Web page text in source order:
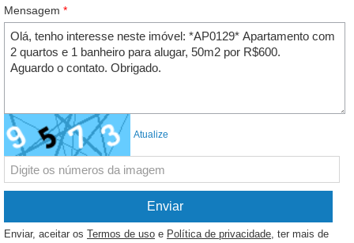
Mensagem *
Atualize
Enviar, aceitar os Termos de uso e Política de privacidade, ter mais de